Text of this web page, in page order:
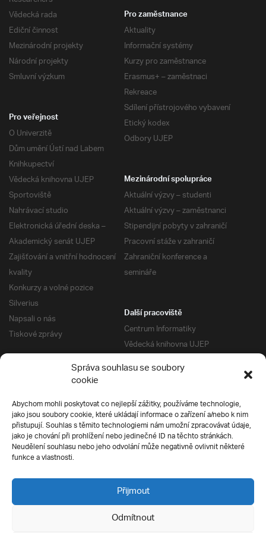
Správa souhlasu se soubory
cookie
Abychom mohli poskytovat co nejlepší zážitky, používáme technologie,
jako jsou soubory cookie, které ukládají informace o zařízení a/nebo k nim
přistupují. Souhlas s těmito technologiemi nám umožní zpracovávat údaje,
jako je chování při prohlížení nebo jedinečné ID na těchto stránkách.
Neudělení souhlasu nebo jeho odvolání může negativně ovlivnit některé
funkce a vlastnosti.
Přijmout
Odmítnout
Vědecká rada
Ediční činnost
Mezinárodní projekty
Národní projekty
Smluvní výzkum
Pro zaměstnance
Aktuality
Informační systémy
Kurzy pro zaměstnance
Erasmus+ – zaměstnaci
Rekreace
Sdílení přístrojového vybavení
Etický kodex
Odbory UJEP
Pro veřejnost
O Univerzitě
Dům umění Ústí nad Labem
Knihkupectví
Vědecká knihovna UJEP
Sportoviště
Nahrávací studio
Elektronická úřední deska –
Akademický senát UJEP
Zajišťování a vnitřní hodnocení
kvality
Konkurzy a volné pozice
Silverius
Napsali o nás
Tiskové zprávy
Mezinárodní spolupráce
Aktuální výzvy – studenti
Aktuální výzvy – zaměstnanci
Stipendijní pobyty v zahraničí
Pracovní stáže v zahraničí
Zahraniční konference a
semináře
Další pracoviště
Centrum Informatiky
Vědecká knihovna UJEP
Správa kolejí a menz
Univerzitní centrum podpory
Silverius
Pro uchazeče
Přijímací řízení
E-prihlaska
Přípravné kurzy
Ochrana soukromí